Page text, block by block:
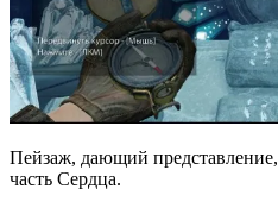
Пейзаж, дающий
часть Сердца.